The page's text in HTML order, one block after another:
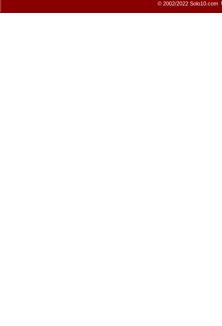
© 2002/2022 Solo10.com